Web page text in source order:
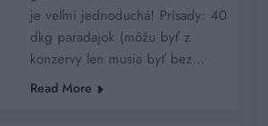
je veľmi jednoduchá! Prísady: 40
dkg paradajok (môžu byť z
konzervy len musia byť bez…
Read More